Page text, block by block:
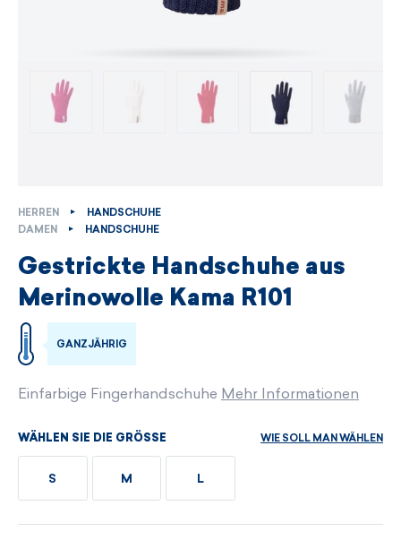
HERREN
HANDSCHUHE
DAMEN
HANDSCHUHE
Gestrickte Handschuhe aus
Merinowolle Kama R101
GANZJÄHRIG
Einfarbige Fingerhandschuhe Mehr Informationen
WÄHLEN SIE DIE GRÖSSE WIE SOLL MAN WÄHLEN
S M L